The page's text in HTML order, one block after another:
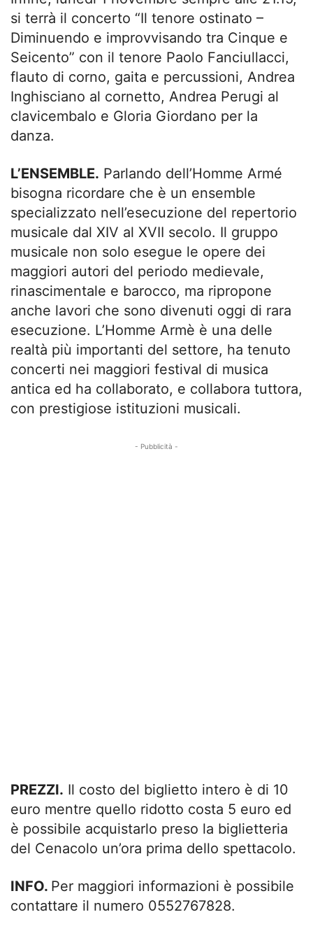
si terrà il concerto “Il tenore ostinato –
Diminuendo e improvvisando tra Cinque e
Seicento” con il tenore Paolo Fanciullacci,
flauto di corno, gaita e percussioni, Andrea
Inghisciano al cornetto, Andrea Perugi al
clavicembalo e Gloria Giordano per la
danza.
L’ENSEMBLE. Parlando dell’Homme Armé
bisogna ricordare che è un ensemble
specializzato nell’esecuzione del repertorio
musicale dal XIV al XVII secolo. Il gruppo
musicale non solo esegue le opere dei
maggiori autori del periodo medievale,
rinascimentale e barocco, ma ripropone
anche lavori che sono divenuti oggi di rara
esecuzione. L’Homme Armè è una delle
realtà più importanti del settore, ha tenuto
concerti nei maggiori festival di musica
antica ed ha collaborato, e collabora tuttora,
con prestigiose istituzioni musicali.
- Pubblicità -
PREZZI. Il costo del biglietto intero è di 10
euro mentre quello ridotto costa 5 euro ed
è possibile acquistarlo preso la biglietteria
del Cenacolo un’ora prima dello spettacolo.
INFO. Per maggiori informazioni è possibile
contattare il numero 0552767828.